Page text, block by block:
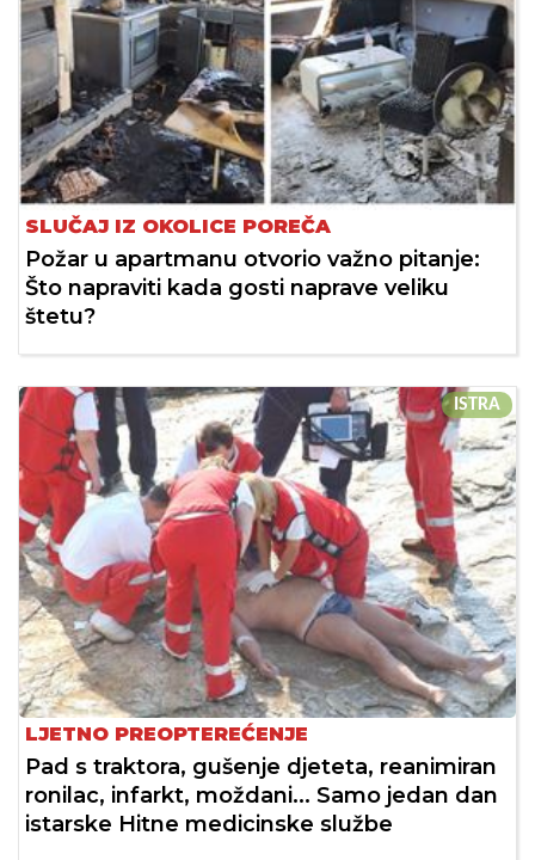
SLUČAJ IZ OKOLICE POREČA
Požar u apartmanu otvorio važno pitanje:
Što napraviti kada gosti naprave veliku
štetu?
ISTRA
LJETNO PREOPTEREĆENJE
Pad s traktora, gušenje djeteta, reanimiran
ronilac, infarkt, moždani... Samo jedan dan
istarske Hitne medicinske službe